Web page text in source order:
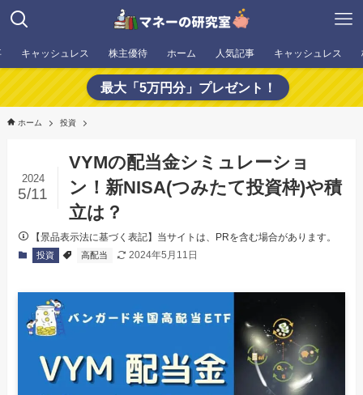
キャッシュレス 株主優待 ホーム 人気記事 キャッシュレス
最大「5万円分」プレゼント！
ホーム 投資
VYMの配当金シミュレーショ
ン！新NISA(つみたて投資枠)や積
立は？
2024
5/11
【景品表示法に基づく表記】当サイトは、PRを含む場合があります。
投資 高配当 2024年5月11日